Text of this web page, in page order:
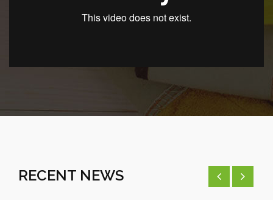
RECENT NEWS